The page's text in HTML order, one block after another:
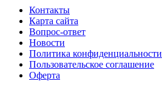
Контакты
Карта сайта
Вопрос-ответ
Новости
Политика конфиденциальности
Пользовательское соглашение
Оферта